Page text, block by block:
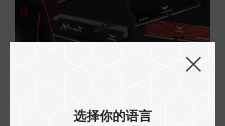
选择你的语言